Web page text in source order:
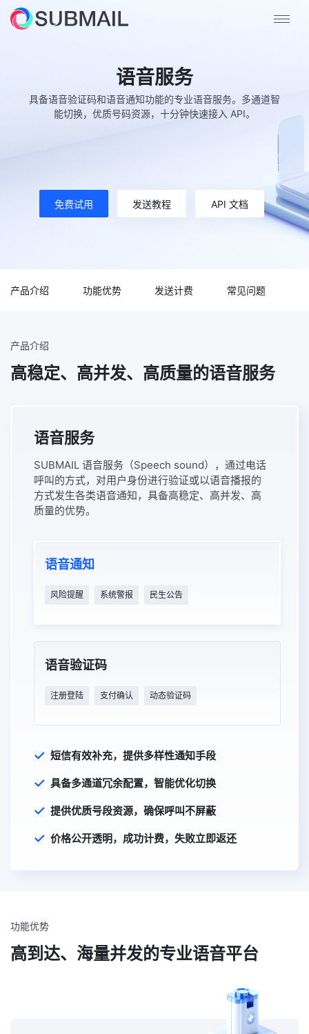
语音服务
具备语音验证码和语音通知功能的专业语音服务。多通道智
能切换，优质号码资源，十分钟快速接入 API。
免费试用 发送教程 API 文档
产品介绍 功能优势 发送计费 常见问题
产品介绍
高稳定、高并发、高质量的语音服务
语音服务
SUBMAIL 语音服务（Speech sound），通过电话
呼叫的方式，对用户身份进行验证或以语音播报的
方式发生各类语音通知，具备高稳定、高并发、高
质量的优势。
语音通知
风险提醒 系统警报 民生公告
语音验证码
注册登陆 支付确认 动态验证码
短信有效补充，提供多样性通知手段
具备多通道冗余配置，智能优化切换
提供优质号段资源，确保呼叫不屏蔽
价格公开透明，成功计费，失败立即返还
功能优势
高到达、海量并发的专业语音平台